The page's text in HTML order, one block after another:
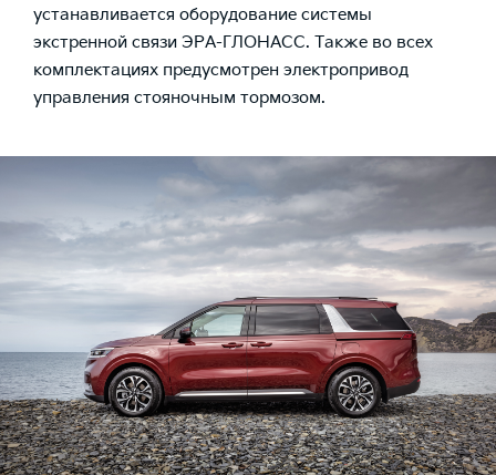
устанавливается оборудование системы
экстренной связи ЭРА-ГЛОНАСС. Также во всех
комплектациях предусмотрен электропривод
управления стояночным тормозом.